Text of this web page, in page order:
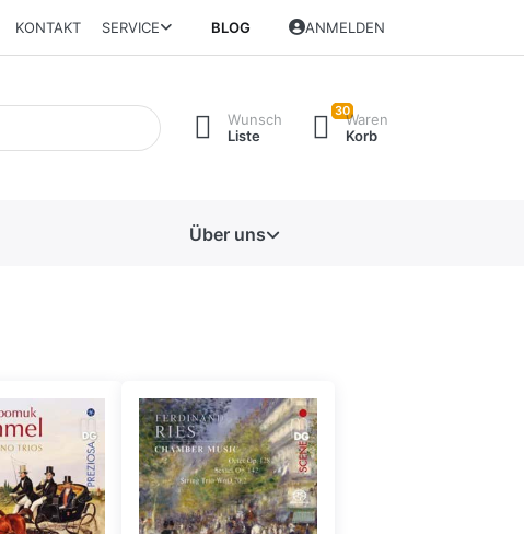
KONTAKT SERVICE BLOG ANMELDEN
Wunsch
Liste
30Waren
Korb
Über uns